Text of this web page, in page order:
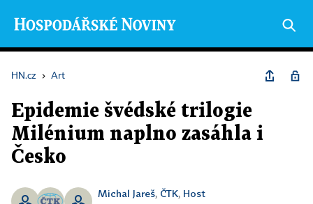
HN.cz › Art
Epidemie švédské trilogie
Milénium naplno zasáhla i
Česko
Michal Jareš, ČTK, Host